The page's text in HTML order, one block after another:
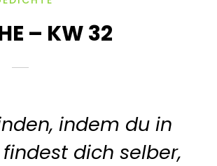
– KW 32
indem du in
dich selber,